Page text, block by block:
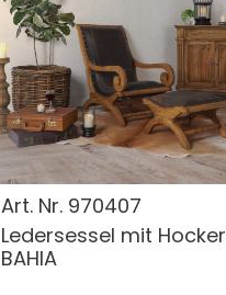
Art. Nr. 970407
Ledersessel mit Hocker
BAHIA